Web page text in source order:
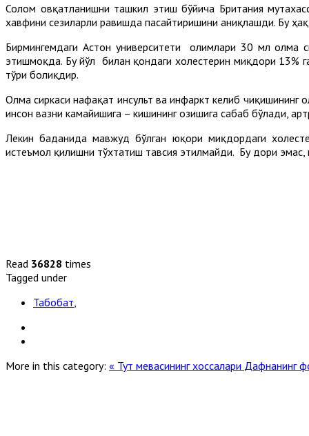
Соғлом овқатланишни ташкил этиш бўйича Британия
хавфини сезиларли равишда пасайтиришини аниқлашди. Бу
Бирмингемдаги Астон университети олимлари 30 мл олма
этишмоқда. Бу йўл билан қондаги холестерин миқдори 13%
тўғри боғлиқдир.
Олма сиркаси нафақат инсульт ва инфаркт келиб чиқишининг
инсон вазни камайишига – кишининг озишига сабаб бўлади,
Лекин баданида мавжуд бўлган юқори миқдордаги
истеъмол қилишни тўхтатиш тавсия этилмайди. Бу дори
Read 36828 times
Tagged under
Табобат,
More in this category: « Тут мевасининг хоссалари Дафнанинг